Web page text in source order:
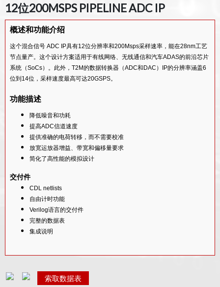
12位射频高速ADC IP
24 位 320KHZ 带宽 ADC IP
18BIT SIGMA DELTA STEREO AUDIO 28NM ADC IP
14BIT 1.3GSPS SIGMA DELTA ADC IP CORE
14BIT 3.2GSPS SIGMA DELTA ADC IP CORE
16BIT 5MSPS SAR ADC IP 核
12位200MSPS PIPELINE ADC IP
概述和功能介绍
这个混合信号 ADC IP具有12位分辨率和200Msps采样速率，能在28nm工艺
节点量产。这个设计方案适用于有线网络、无线通信和汽车ADAS的前沿芯片
系统（SoCs）。此外，T2M的数据转换器（ADC和DAC）IP的分辨率涵盖6
位到14位，采样速度最高可达20GSPS。
功能描述
降低噪音和功耗
提高ADC信道速度
提供准确的电荷转移，而不需要校准
放宽运放器增益、带宽和偏移量要求
简化了高性能的模拟设计
交付件
CDL netlists
自由计时功能
Verilog语言的交付件
完整的数据表
集成说明
索取数据表